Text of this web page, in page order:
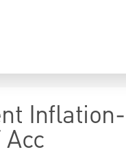
Inflation-